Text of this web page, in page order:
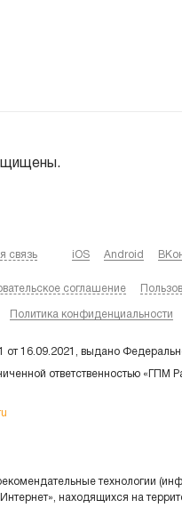
связь iOS Android
соглашение
Политика конфиденциальности
16.09.2021, выдано
ответственностью «ГПМ
технологии
находящихся на